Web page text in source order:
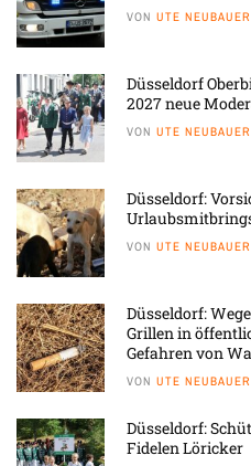
VON UTE NEUBAUER
Düsseldorf
2027 neue
VON UTE NEUBAUER
Düsseldorf:
VON UTE NEUBAUER
Düsseldorf:
Grillen in
Gefahren von
VON UTE NEUBAUER
Düsseldorf:
Fidelen Löricker